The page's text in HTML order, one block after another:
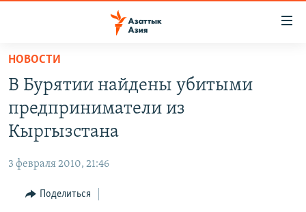
Вернуться
основному
содержанию
Вернутся
главной
навигации
Вернутся
КАЗАХСТАН
ТАДЖИКИСТАН
НОВОСТИ
ВОЙНА В УКРАИНЕ
ҚАЗАҚША
КЫРГЫЗЧА
НОВОСТИ
В Бурятии найдены убитыми
предприниматели из
Кыргызстана
3 февраля 2010, 21:46
Поделиться